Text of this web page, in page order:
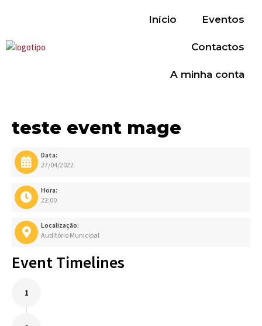
Início Eventos
Contactos
A minha conta
teste event mage
Data:
27/04/2022
Hora:
22:00
Localização:
Auditório Municipal
Event Timelines
1